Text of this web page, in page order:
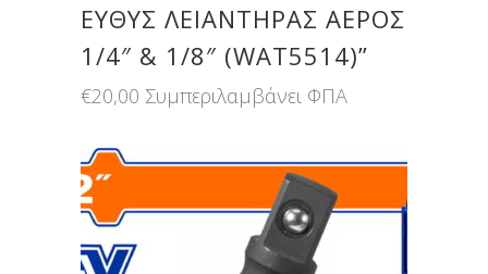
ΕΥΘΥΣ ΛΕΙΑΝΤΗΡΑΣ ΑΕΡΟΣ
1/4″ & 1/8″ (WAT5514)”
€20,00 Συμπεριλαμβάνει ΦΠΑ